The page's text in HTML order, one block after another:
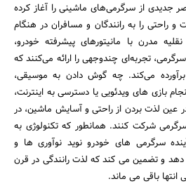
جدیدی از سرگرمی‌های ماشینی را آغاز کرده
را به رانندگان و مسافران در هنگام
مدرن با مانیتورهای پیشرفته خودرو،
تجربه‌ای چندوجهی را ارائه می‌کنند که
می‌کند. چه گوش دادن به موسیقی،
بازی های ویدئویی یا دسترسی به اینترنت،
عین لذت بردن از راحتی و آسایش ماشین، در
شرکت کنند. همانطور که تکنولوژی به
سرگرمی های خودرو نوید نوآوری ها و
دهد و تضمین می کند که لذت رانندگی در قرن
باقی می ماند.